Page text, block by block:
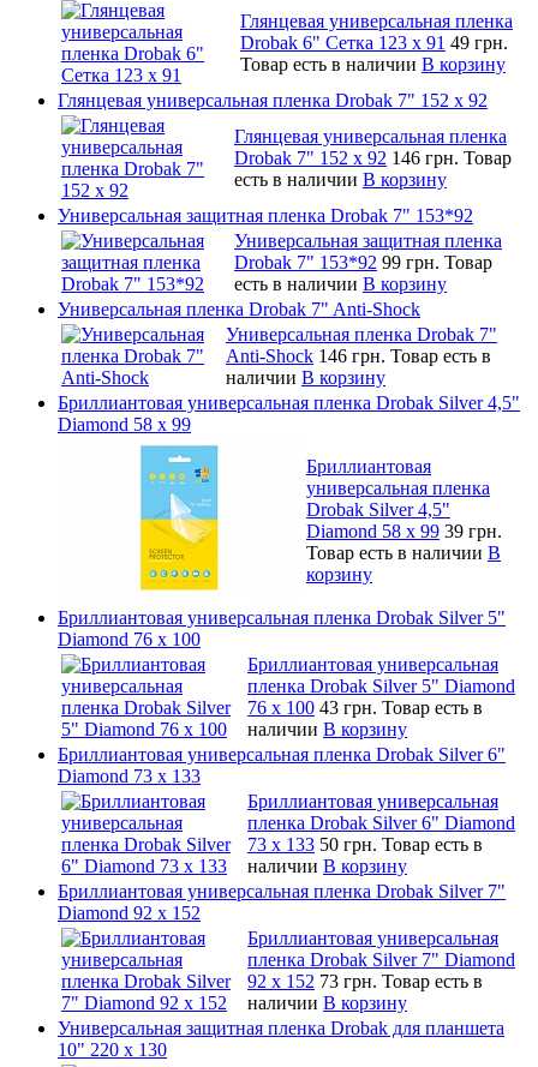
Глянцевая универсальная пленка
Drobak 6" Сетка 123 х 91 49 грн.
Товар есть в наличии В корзину
Глянцевая универсальная пленка Drobak 7" 152 x 92
Глянцевая универсальная пленка
Drobak 7" 152 x 92 146 грн. Товар
есть в наличии В корзину
Универсальная защитная пленка Drobak 7" 153*92
Универсальная защитная пленка
Drobak 7" 153*92 99 грн. Товар
есть в наличии В корзину
Универсальная пленка Drobak 7" Anti-Shock
Универсальная пленка Drobak 7"
Anti-Shock 146 грн. Товар есть в
наличии В корзину
Бриллиантовая универсальная пленка Drobak Silver 4,5"
Diamond 58 х 99
Бриллиантовая
универсальная пленка
Drobak Silver 4,5"
Diamond 58 х 99 39 грн.
Товар есть в наличии В
корзину
Бриллиантовая универсальная пленка Drobak Silver 5"
Diamond 76 х 100
Бриллиантовая универсальная
пленка Drobak Silver 5" Diamond
76 х 100 43 грн. Товар есть в
наличии В корзину
Бриллиантовая универсальная пленка Drobak Silver 6"
Diamond 73 х 133
Бриллиантовая универсальная
пленка Drobak Silver 6" Diamond
73 х 133 50 грн. Товар есть в
наличии В корзину
Бриллиантовая универсальная пленка Drobak Silver 7"
Diamond 92 х 152
Бриллиантовая универсальная
пленка Drobak Silver 7" Diamond
92 х 152 73 грн. Товар есть в
наличии В корзину
Универсальная защитная пленка Drobak для планшета
10" 220 x 130